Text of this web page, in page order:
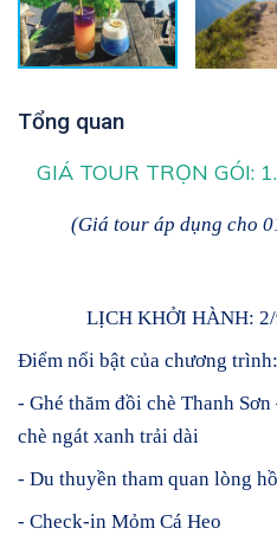
Tổng quan
GIÁ TOUR TRỌN GÓI:
(Giá tour áp dụng cho
LỊCH KHỞI HÀNH:
Điểm nổi bật của chương trình:
- Ghé thăm đồi chè Thanh
chè ngát xanh trải dài
- Du thuyền tham quan lòng
- Check-in Mỏm Cá Heo